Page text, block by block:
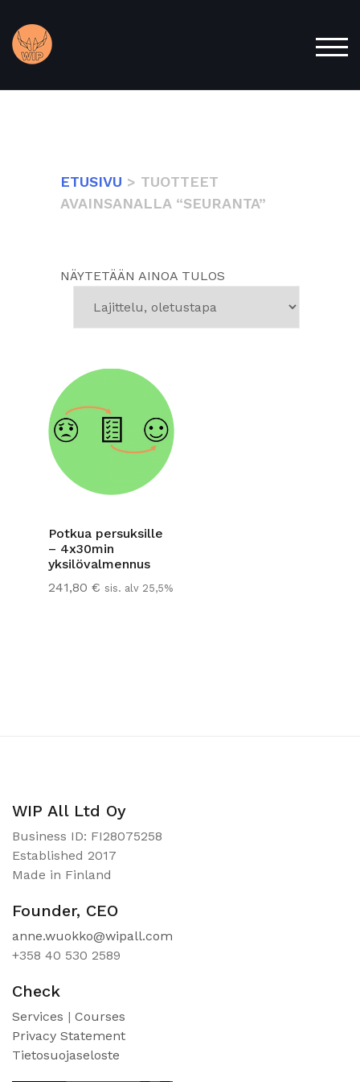
content
ETUSIVU > TUOTTEET
AVAINSANALLA “SEURANTA”
NÄYTETÄÄN AINOA TULOS
Potkua persuksille
– 4x30min
yksilövalmennus
241,80 € sis. alv 25,5%
WIP All Ltd Oy
Business ID: FI28075258
Established 2017
Made in Finland
Founder, CEO
anne.wuokko@wipall.com
+358 40 530 2589
Check
Services | Courses
Privacy Statement
Tietosuojaseloste